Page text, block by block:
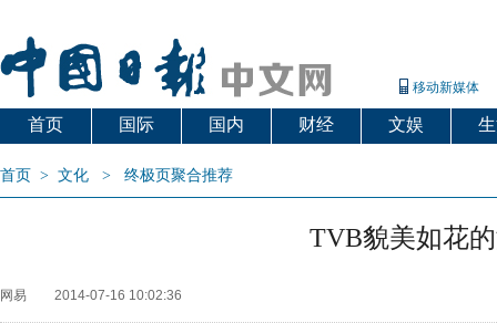
移动新媒体
首页 国际 国内 财经 文娱
首页 > 文化 > 终极页聚合推荐
TVB貌美如花
网易 2014-07-16 10:02:36